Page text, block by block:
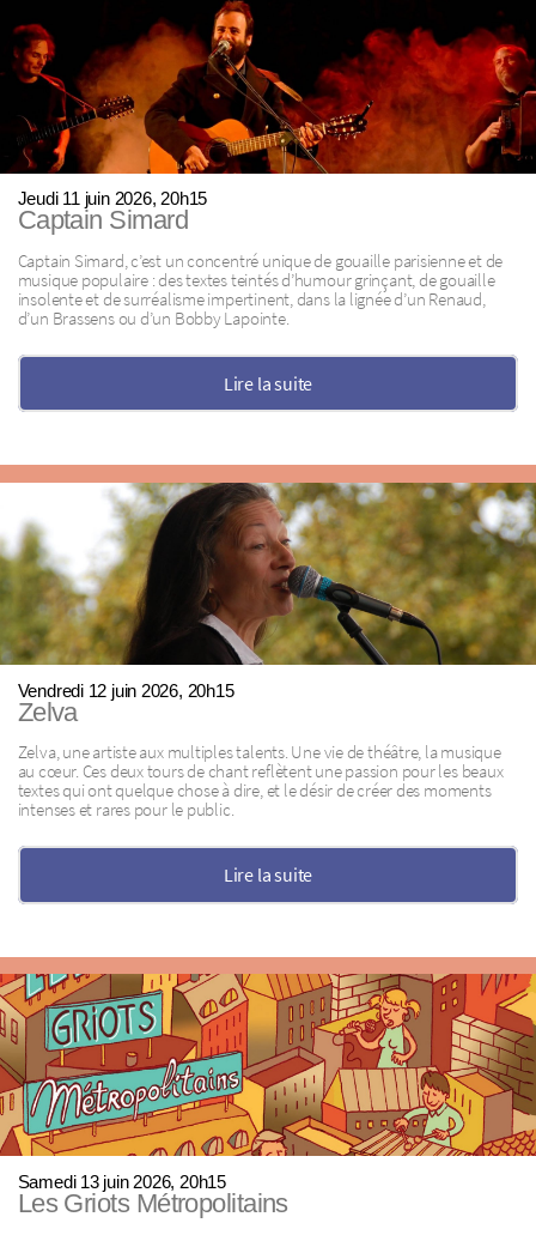
Jeudi 11 juin 2026, 20h15
Captain Simard
Captain Simard, c’est un concentré unique de gouaille parisienne et de
musique populaire : des textes teintés d’humour grinçant, de gouaille
insolente et de surréalisme impertinent, dans la lignée d’un Renaud,
d’un Brassens ou d’un Bobby Lapointe.
Lire la suite
Vendredi 12 juin 2026, 20h15
Zelva
Zelva, une artiste aux multiples talents. Une vie de théâtre, la musique
au cœur. Ces deux tours de chant reflètent une passion pour les beaux
textes qui ont quelque chose à dire, et le désir de créer des moments
intenses et rares pour le public.
Lire la suite
Samedi 13 juin 2026, 20h15
Les Griots Métropolitains